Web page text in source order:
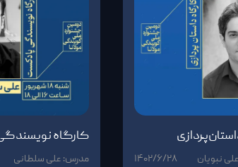
نبویان ۱۴۰۲/۶/۲۸
کارگاه
مدرس: علی سلطانی